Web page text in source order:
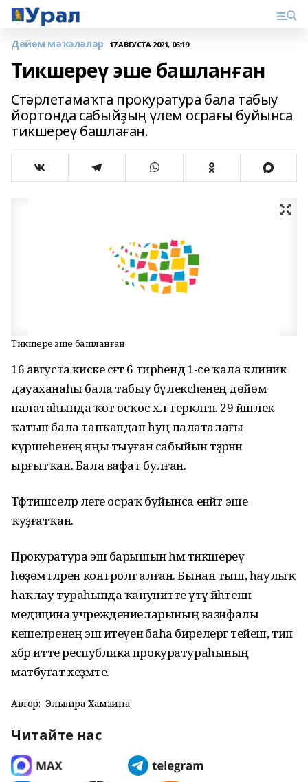
Дөйөм мәҡәләләр 17 АВГУСТА 2021, 06:19
Тикшереү эше башланған
Стәрлетамаҡта прокуратура бала табыу
йортонда сабыйҙың үлем осрағы буйынса
тикшереү башлаған.
Тикшереү эше башланған
16 августа киске сәғәт 6 тирәһендә 1-се ҡала клиник
дауаханаһы бала табыу бүлексәһенең дөйөм
палатаһында ҡот осҡос хәл теркәлгән. 29 йәшлек
ҡатын бала тапҡандан һуң палаталағы
күршеһенең яңы тыуған сабыйын тәҙрәнән
ырғытҡан. Бала вафат булған.
Тәфтишселәр әлеге осраҡ буйынса енәйәт эше
ҡуҙғатҡан.
Прокуратура эш барышын һәм тикшереү
һөҙөмтәләрен контролгә алған. Бынан тыш, һаулыҡ
һаҡлау тураһында ҡануниәтте үтәү йәһәтенән
медицина учреждениеларының вазифалы
кешеләренең эш итеүенә баһа бирелергә тейеш, тип
хәбәр итте республика прокуратураһының
матбуғат хеҙмәте.
Автор: Эльвира Хамзина
Читайте нас